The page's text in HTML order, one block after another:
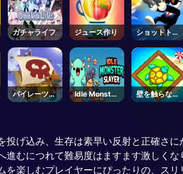
ガチャライフ ジュース作り
ショットトリ
ガー
パイレーツト
レジャー
Idle Monster
Slayer
壁を触らない
で
げ込み、生存は素早い反射と正確さ
むにつれて難易度はますます激しく
楽しむプレイヤーにぴったりの、スリ